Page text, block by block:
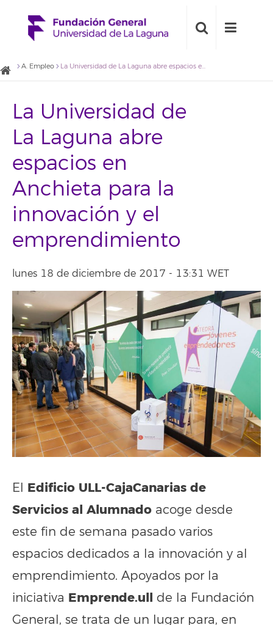
A. Empleo La Universidad de La Laguna abre espacios en Anchieta para la innovación y el emprendimiento
La Universidad de
La Laguna abre
espacios en
Anchieta para la
innovación y el
emprendimiento
lunes 18 de diciembre de 2017 - 13:31 WET
El Edificio ULL-CajaCanarias de
Servicios al Alumnado acoge desde
este fin de semana pasado varios
espacios dedicados a la innovación y al
emprendimiento. Apoyados por la
iniciativa Emprende.ull de la Fundación
General, se trata de un lugar para, en